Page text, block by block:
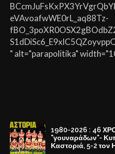
eVAvoafwWE0rL_aq88Tz-
" alt="parapolitika"
1980-2026 : 46
"γουναράδων"-
Καστοριά, 5-2 τον